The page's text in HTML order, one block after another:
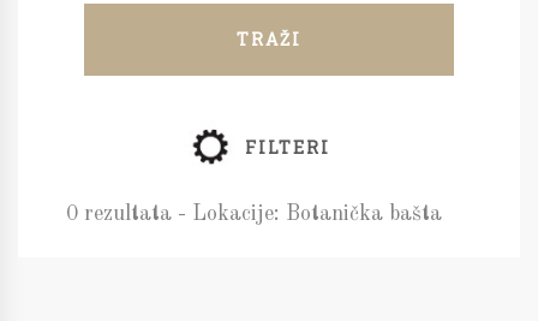
TRAŽI
FILTERI
0 rezultata - Lokacije: Botanička bašta